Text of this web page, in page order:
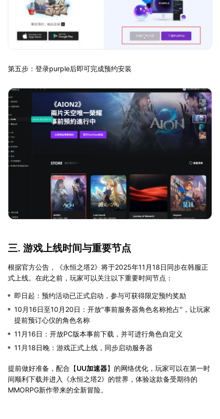
第五步：登录purple后即可完成预约安装
三. 游戏上线时间与重要节点
根据官方公告，《永恒之塔2》将于2025年11月18日同步在韩服正
式上线。在此之前，玩家可以关注以下重要时间节点：
即日起：预约活动已正式启动，参与可获得限定预约奖励
10月16日至10月20日：开放"事前服务器角色名称抢占"，让玩家
提前预订心仪的角色名称
11月16日：开放PC版本事前下载，并可进行角色自定义
11月18日晚：游戏正式上线，同步启动服务器
提前做好准备，配合【UU加速器】的网络优化，玩家可以在第一时
间顺利下载并进入《永恒之塔2》的世界，体验这款备受期待的
MMORPG新作带来的全新冒险。